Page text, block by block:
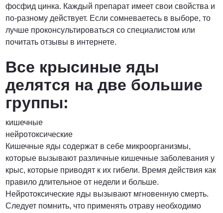
фосфид цинка. Каждый препарат имеет свои свойства и
по-разному действует. Если сомневаетесь в выборе, то
лучше проконсультироваться со специалистом или
почитать отзывы в интернете.
Все крысиные яды
делятся на две большие
группы:
кишечные
нейротоксические
Кишечные яды содержат в себе микроорганизмы,
которые вызывают различные кишечные заболевания у
крыс, которые приводят к их гибели. Время действия как
правило длительное от недели и больше.
Нейротоксические яды вызывают мгновенную смерть.
Следует помнить, что применять отраву необходимо